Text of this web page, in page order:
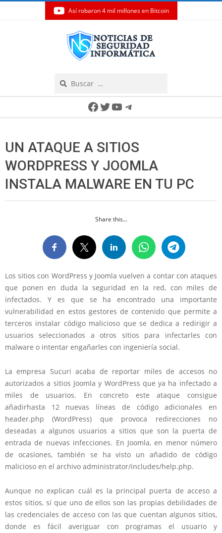
Así robaron 4 mil millones en Bitcoin
Facebook
Twitter
YouTube
Telegram
UN ATAQUE A SITIOS
WORDPRESS Y JOOMLA
INSTALA MALWARE EN TU PC
Share this...
Los sitios con WordPress y Joomla vuelven a contar con ataques
que ponen en duda la seguridad en la red, con miles de
infectados. Y es que se ha encontrado una importante
vulnerabilidad en estos gestores de contenido que permite a
terceros instalar código malicioso que se dedica a redirigir a
usuarios seleccionados a otros sitios para infectarles con
malware o intentar engañarles con ingeniería social.
La empresa Sucuri acaba de reportar miles de accesos no
autorizados a sitios Joomla y WordPress que ya ha infectado a
miles de usuarios. En concreto este ataque consigue
añadirhasta 12 nuevas líneas de código adicionales en
header.php (WordPress) que provoca redirecciones no
deseadas a algunos usuarios a sitios que son la puerta de
entrada de nuevas infecciones. En Joomla, en menor número
de ocasiones, también se ha visto un añadido de código
malicioso en el archivo administrator/includes/help.php.
Aunque no explican cuál es la principal puerta de acceso a
estos sitios, sí que uno de ellosson las propias debilidades de
las credenciales de acceso con las que cuentan algunos sitios,
donde es fácil averiguar con programas el usuario y